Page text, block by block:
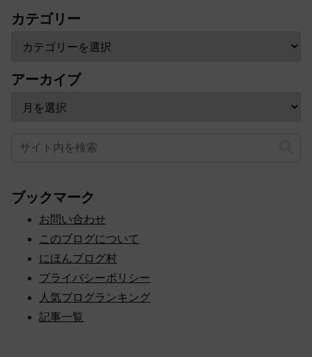
カテゴリー
アーカイブ
ブックマーク
お問い合わせ
このブログについて
にほんブログ村
プライバシーポリシー
人気ブログランキング
記事一覧